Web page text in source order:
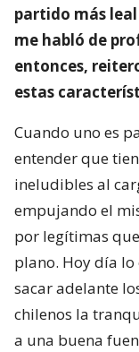
partido más
me habló de
entonces,
estas
Cuando uno es
entender que
ineludibles al
empujando el
por legítimas
plano. Hoy día lo
sacar adelante
chilenos la
a una buena